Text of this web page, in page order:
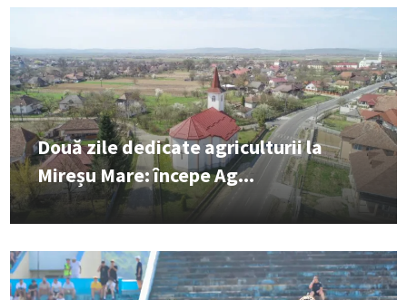
Două zile dedicate agriculturii la
Mireșu Mare: începe Ag...